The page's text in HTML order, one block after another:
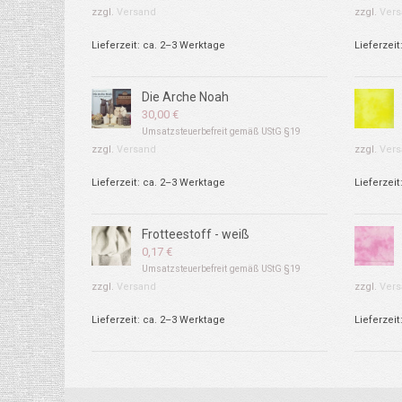
zzgl. Versand
Lieferzeit: ca. 2–3 Werktage
Die Arche Noah
30,00 €
Umsatzsteuerbefreit gemäß UStG §19
zzgl. Versand
Lieferzeit: ca. 2–3 Werktage
Frotteestoff - weiß
0,17 €
Umsatzsteuerbefreit gemäß UStG §19
zzgl. Versand
Lieferzeit: ca. 2–3 Werktage
zzgl.
zzgl.
zzgl.